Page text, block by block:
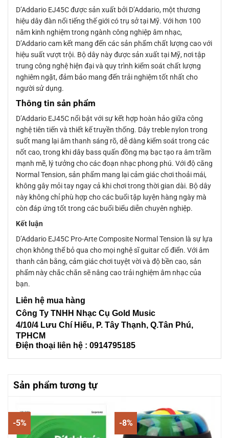
D’Addario EJ45C được sản xuất bởi D’Addario, một thương
hiệu dây đàn nổi tiếng thế giới có trụ sở tại Mỹ. Với hơn 100
năm kinh nghiệm trong ngành công nghiệp âm nhạc,
D’Addario cam kết mang đến các sản phẩm chất lượng cao với
hiệu suất vượt trội. Bộ dây này được sản xuất tại Mỹ, nơi tập
trung công nghệ hiện đại và quy trình kiểm soát chất lượng
nghiêm ngặt, đảm bảo mang đến trải nghiệm tốt nhất cho
người sử dụng.
Thông tin sản phẩm
D’Addario EJ45C nổi bật với sự kết hợp hoàn hảo giữa công
nghệ tiên tiến và thiết kế truyền thống. Dây treble nylon trong
suốt mang lại âm thanh sáng rõ, dễ dàng kiểm soát trong các
nốt cao, trong khi dây bass quấn đồng mạ bạc tạo ra âm trầm
mạnh mẽ, lý tưởng cho các đoạn nhạc phong phú. Với độ căng
Normal Tension, sản phẩm mang lại cảm giác chơi thoải mái,
không gây mỏi tay ngay cả khi chơi trong thời gian dài. Bộ dây
này không chỉ phù hợp cho các buổi tập luyện hàng ngày mà
còn đáp ứng tốt trong các buổi biểu diễn chuyên nghiệp.
Kết luận
D’Addario EJ45C Pro-Arte Composite Normal Tension là sự lựa
chọn không thể bỏ qua cho mọi nghệ sĩ guitar cổ điển. Với âm
thanh cân bằng, cảm giác chơi tuyệt vời và độ bền cao, sản
phẩm này chắc chắn sẽ nâng cao trải nghiệm âm nhạc của
bạn.
Liên hệ mua hàng
Công Ty TNHH Nhạc Cụ Gold Music
4/10/4 Lưu Chí Hiếu, P. Tây Thạnh, Q.Tân Phú,
TPHCM
Điện thoại liên hệ : 0914795185
Sản phẩm tương tự
-5% -8%